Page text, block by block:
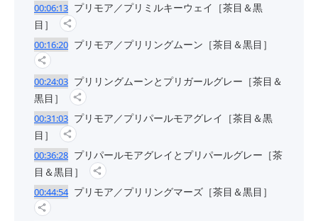
00:06:13 プリモア／プリミルキーウェイ［茶目＆黒
目］
00:16:20 プリモア／プリリングムーン［茶目＆黒目］
00:24:03 プリリングムーンとプリガールグレー［茶目＆
黒目］
00:31:03 プリモア／プリパールモアグレイ［茶目＆黒
目］
00:36:28 プリパールモアグレイとプリパールグレー［茶
目＆黒目］
00:44:54 プリモア／プリリングマーズ［茶目＆黒目］